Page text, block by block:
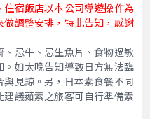
宿飯店以本公司導遊操作為
調整安排，特此告知，感謝
忌牛、忌生魚片、食物過敏
如太晚告知導致日方無法臨
見諒。另，日本素食餐不同
議茹素之旅客可自行準備素